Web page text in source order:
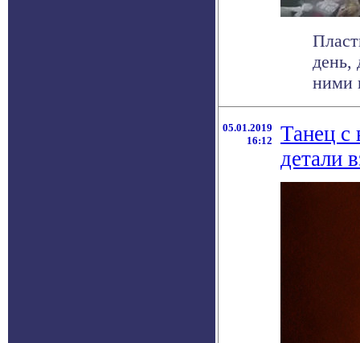
день,
ними
05.01.2019
16:12
Танец с
детали